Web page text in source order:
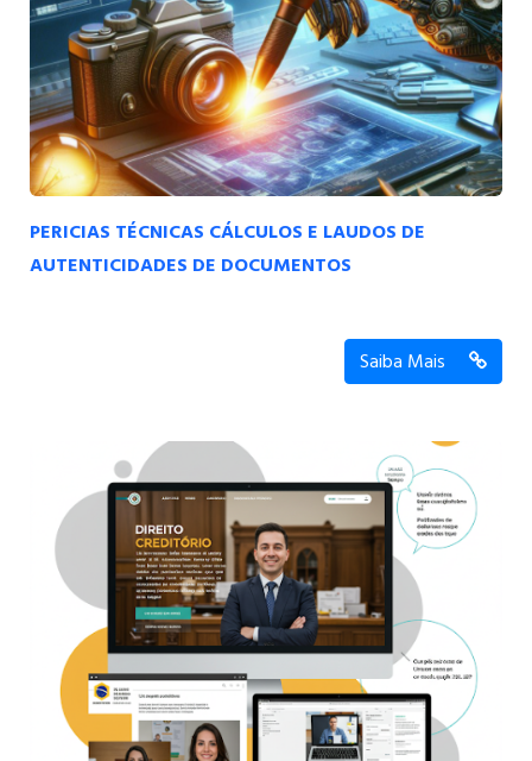
PERICIAS TÉCNICAS CÁLCULOS E LAUDOS DE
AUTENTICIDADES DE DOCUMENTOS
Saiba Mais